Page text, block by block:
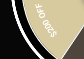
$200 OFF